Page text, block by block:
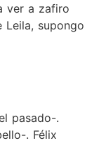
ver a zafiro
Leila, supongo
pasado-.
. Félix